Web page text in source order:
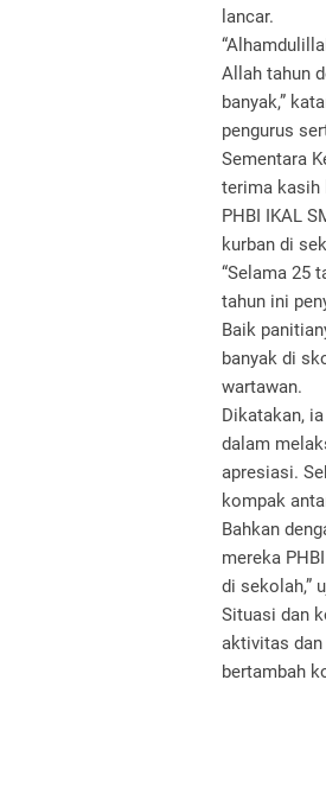
lancar.
Allah tahun
banyak,”
pengurus
Sementara
terima kasih
PHBI IKAL
kurban di
“Selama 25
tahun ini
Baik
banyak di
wartawan.
Dikatakan,
dalam
apresiasi.
kompak
Bahkan
mereka
di sekolah,”
Situasi dan
aktivitas dan
bertambah